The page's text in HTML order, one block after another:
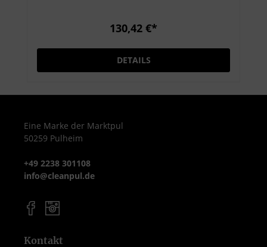
Desinfektion. Sie entfernt effektiv Schmutz
gleichzeitig die Haut dank hautschonender
hygienischen Händevorreinigung Sanfte
pH-hautneutral und seifenfrei Geeignet für
alle Spendersysteme mit 500 ml Gebinden
Händevorreinigung vor der chirurgischen
oder hygienischen Desinfektion Für
Pflegeeinrichtungen und Labore Auch in
einsetzbar Vorteile Antimikrobielle
130,42 €*
DETAILS
Eine Marke der Marktpul
50259 Pulheim
+49 2238 301108
info@cleanpul.de
Kontakt